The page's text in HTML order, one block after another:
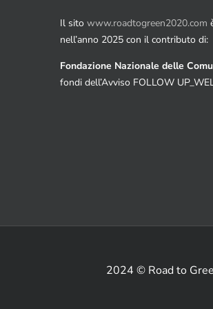
Il sito www.roadtogreen2020.com
nell’anno 2025 con il contributo di:
Fondazione Nazionale delle
fondi dell’Avviso FOLLOW
2024 © Road to